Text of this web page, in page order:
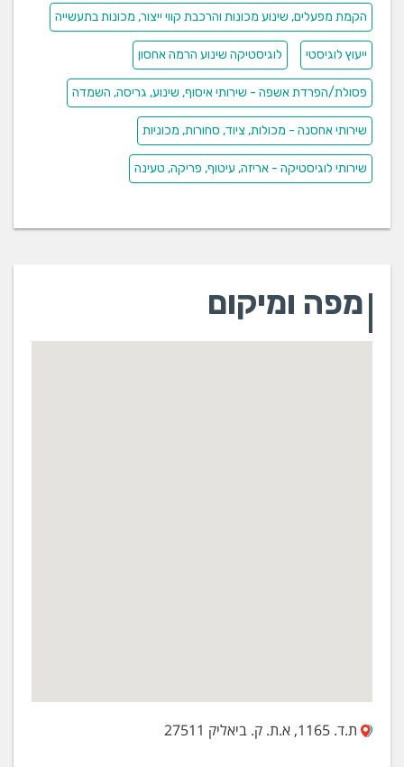
הקמת מפעלים, שינוע מכונות והרכבת קווי ייצור, מכונות בתעשייה
ייעוץ לוגיסטי לוגיסטיקה שינוע הרמה אחסון
פסולת/הפרדת אשפה - שירותי איסוף, שינוע, גריסה, השמדה
שירותי אחסנה - מכולות, ציוד, סחורות, מכוניות
שירותי לוגיסטיקה - אריזה, עיטוף, פריקה, טעינה
מפה ומיקום
ת.ד. 1165, א.ת. ק. ביאליק 27511